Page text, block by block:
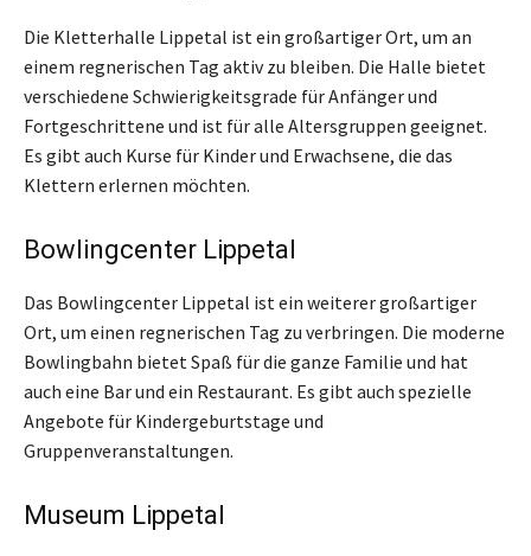
Die Kletterhalle Lippetal ist ein großartiger Ort, um an
einem regnerischen Tag aktiv zu bleiben. Die Halle bietet
verschiedene Schwierigkeitsgrade für Anfänger und
Fortgeschrittene und ist für alle Altersgruppen geeignet.
Es gibt auch Kurse für Kinder und Erwachsene, die das
Klettern erlernen möchten.
Bowlingcenter Lippetal
Das Bowlingcenter Lippetal ist ein weiterer großartiger
Ort, um einen regnerischen Tag zu verbringen. Die moderne
Bowlingbahn bietet Spaß für die ganze Familie und hat
auch eine Bar und ein Restaurant. Es gibt auch spezielle
Angebote für Kindergeburtstage und
Gruppenveranstaltungen.
Museum Lippetal